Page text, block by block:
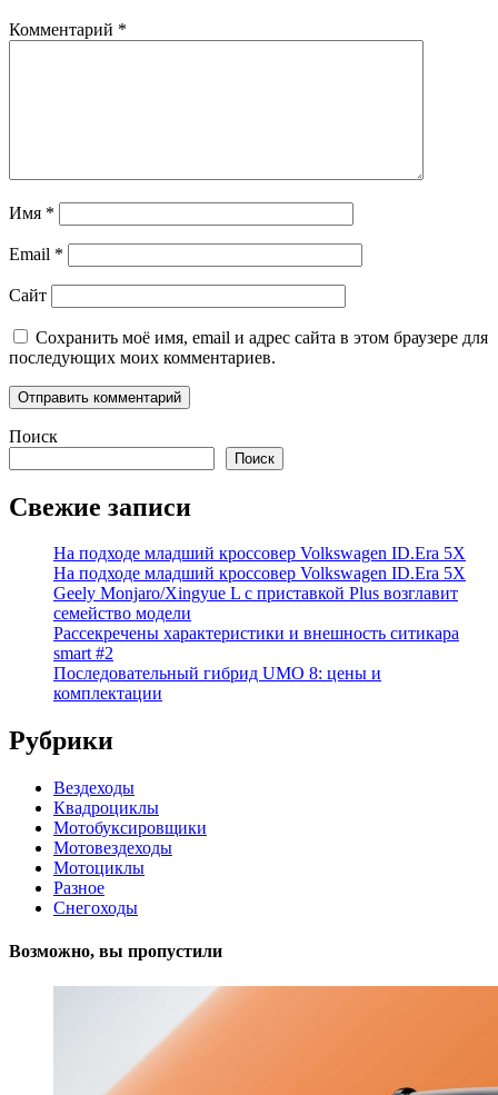
Комментарий *
Имя *
Email *
Сайт
Сохранить моё имя, email и адрес сайта в этом браузере для
последующих моих комментариев.
Поиск
Поиск
Свежие записи
На подходе младший кроссовер Volkswagen ID.Era 5X
На подходе младший кроссовер Volkswagen ID.Era 5X
Geely Monjaro/Xingyue L с приставкой Plus возглавит
семейство модели
Рассекречены характеристики и внешность ситикара
smart #2
Последовательный гибрид UMO 8: цены и
комплектации
Рубрики
Вездеходы
Квадроциклы
Мотобуксировщики
Мотовездеходы
Мотоциклы
Разное
Снегоходы
Возможно, вы пропустили